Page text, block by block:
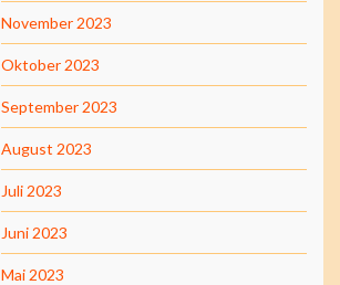
November 2023
Oktober 2023
September 2023
August 2023
Juli 2023
Juni 2023
Mai 2023